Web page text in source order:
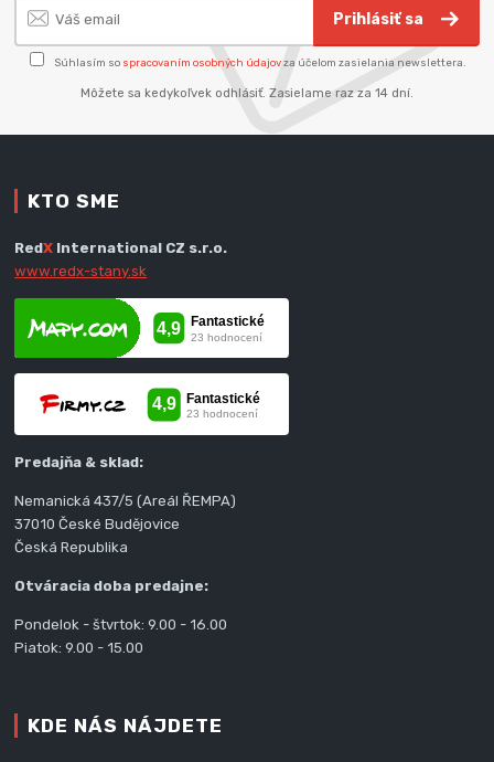
Prihlásiť sa
Súhlasím so spracovaním osobných údajovza účelom zasielania newslettera.
Môžete sa kedykoľvek odhlásiť. Zasielame raz za 14 dní.
KTO SME
RedX International CZ s.r.o.
www.redx-stany.sk
Predajňa & sklad:
Nemanická 437/5 (Areál ŘEMPA)
37010 České Budějovice
Česká Republika
Otváracia doba predajne:
Pondelok - štvrtok: 9.00 - 16.00
Piatok: 9.00 - 15.00
KDE NÁS NÁJDETE